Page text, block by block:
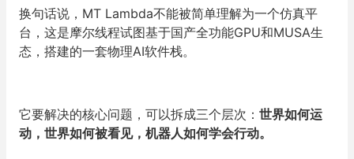
换句话说，MT Lambda不能被简单理解为一个仿真平
台，这是摩尔线程试图基于国产全功能GPU和MUSA生
态，搭建的一套物理AI软件栈。
它要解决的核心问题，可以拆成三个层次： 世界如何运
动，世界如何被看见，机器人如何学会行动。